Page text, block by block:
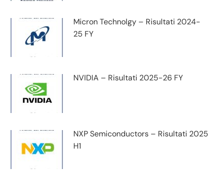
Micron Technolgy – Risultati 2024-
25 FY
NVIDIA – Risultati 2025-26 FY
NXP Semiconductors – Risultati 2025
H1